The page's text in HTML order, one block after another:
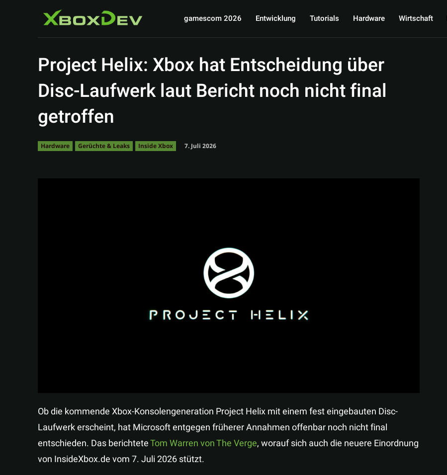
gamescom 2026 Entwicklung Tutorials Hardware Wirtschaft
Project Helix: Xbox hat Entscheidung über
Disc-Laufwerk laut Bericht noch nicht final
getroffen
Hardware Gerüchte & Leaks Inside Xbox 7. Juli 2026
Ob die kommende Xbox-Konsolengeneration Project Helix mit einem fest eingebauten Disc-
Laufwerk erscheint, hat Microsoft entgegen früherer Annahmen offenbar noch nicht final
entschieden. Das berichteteTom Warren von The Verge, worauf sich auch die neuere Einordnung
von InsideXbox.de vom 7. Juli 2026 stützt.